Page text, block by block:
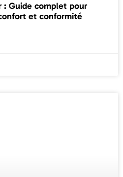
: Guide complet pour
et conformité